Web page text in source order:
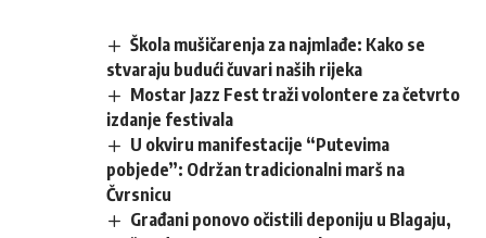
Škola mušičarenja za najmlađe: Kako se
stvaraju budući čuvari naših rijeka
Mostar Jazz Fest traži volontere za četvrto
izdanje festivala
U okviru manifestacije “Putevima
pobjede”: Održan tradicionalni marš na
Čvrsnicu
Građani ponovo očistili deponiju u Blagaju,